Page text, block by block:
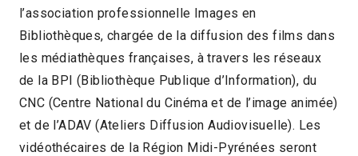
l’association professionnelle Images en
Bibliothèques, chargée de la diffusion des films dans
les médiathèques françaises, à travers les réseaux
de la BPI (Bibliothèque Publique d’Information), du
CNC (Centre National du Cinéma et de l’image animée)
et de l’ADAV (Ateliers Diffusion Audiovisuelle). Les
vidéothécaires de la Région Midi-Pyrénées seront